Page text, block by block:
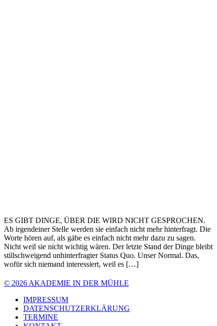
ES GIBT DINGE, ÜBER DIE WIRD NICHT GESPROCHEN.
Ab irgendeiner Stelle werden sie einfach nicht mehr hinterfragt. Die
Worte hören auf, als gäbe es einfach nicht mehr dazu zu sagen.
Nicht weil sie nicht wichtig wären. Der letzte Stand der Dinge bleibt
stillschweigend unhinterfragter Status Quo. Unser Normal. Das,
wofür sich niemand interessiert, weil es […]
© 2026 AKADEMIE IN DER MÜHLE
IMPRESSUM
DATENSCHUTZERKLÄRUNG
TERMINE